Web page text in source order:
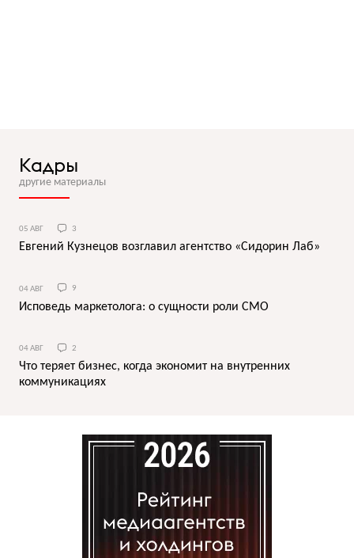
Кадры
другие материалы
05 АВГ 3
Евгений Кузнецов возглавил агентство «Сидорин Лаб»
04 АВГ 9
Исповедь маркетолога: о сущности роли СМО
04 АВГ 2
Что теряет бизнес, когда экономит на внутренних
коммуникациях